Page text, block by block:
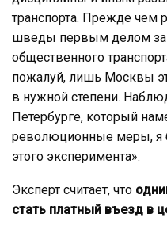
транспорта. Прежде чем
шведы первым делом
общественного
пожалуй, лишь Москвы
в нужной степени.
Петербурге, который
революционные меры, я
этого эксперимента».
Эксперт считает, что
стать платный въезд в